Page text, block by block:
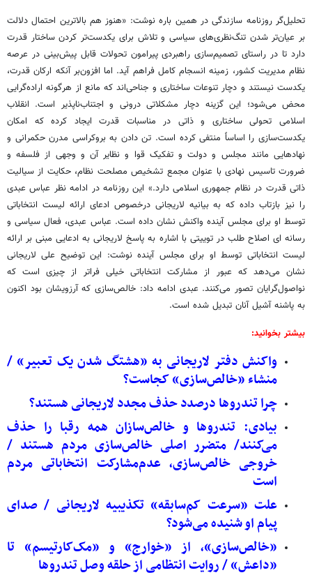
تحلیل‌گر روزنامه سازندگی در همین باره نوشت: «هنوز هم بالاترین احتمال دلالت
بر عیان‌تر شدن تنگ‌نظری‌های سیاسی و تلاش برای یکدست‌تر کردن ساختار قدرت
دارد تا در راستای تصمیم‌سازی راهبردی پیرامون تحولات قابل پیش‌بینی در عرصه
نظام مدیریت کشور، زمینه انسجام کامل فراهم آید. اما افزون‌بر آنکه ارکان قدرت،
یکدست نیستند و دچار تنوعات ساختاری و جناحی‌اند که مانع از هرگونه اراده‌گرایی
محض می‌شود؛ این گزینه دچار مشکلاتی درونی و اجتناب‌ناپذیر است. انقلاب
اسلامی تحولی ساختاری و ذاتی در مناسبات قدرت ایجاد کرده که امکان
یکدست‌سازی را اساساً منتفی کرده است. تن دادن به بروکراسی مدرن حکمرانی و
نهادهایی مانند مجلس و دولت و تفکیک قوا و نظایر آن و وجهی از فلسفه و
ضرورت تاسیس نهادی با عنوان مجمع تشخیص مصلحت نظام، حکایت از سیالیت
ذاتی قدرت در نظام جمهوری اسلامی دارد.» این روزنامه در ادامه نظر عباس عبدی
را نیز بازتاب داده که به بیانیه لاریجانی درخصوص ادعای ارائه لیست انتخاباتی
توسط او برای مجلس آینده واکنش نشان داده است. عباس عبدی، فعال سیاسی و
رسانه ای اصلاح طلب در توییتی با اشاره به پاسخ لاریجانی به ادعایی مبنی بر ارائه
لیست انتخاباتی توسط او برای مجلس آینده نوشت: این توضیح علی لاریجانی
نشان می‌دهد که عبور از مشارکت انتخاباتی خیلی فراتر از چیزی است که
نواصول‌گرایان تصور می‌کنند. عبدی ادامه داد: خالص‌سازی که آرزویشان بود اکنون
به پاشنه آشیل آنان تبدیل شده است.
بیشتر بخوانید:
واکنش دفتر لاریجانی به «هشتگ شدن یک تعبیر» /
منشاء «خالص‌سازی» کجاست؟
چرا تندروها درصدد حذف مجدد لاریجانی هستند؟
بیادی: تندروها و خالص‌سازان همه رقبا را حذف
می‌کنند/ متضرر اصلی خالص‌سازی مردم هستند /
خروجی خالص‌سازی، عدم‌مشارکت انتخاباتی مردم
است
علت «سرعت کم‌سابقه» تکذیبیه لاریجانی / صدای
پیام او شنیده می‌شود؟
«خالص‌سازی»، از «خوارج» و «مک‌کارتیسم» تا
«داعش» / روایت انتظامی از حلقه وصل تندروها